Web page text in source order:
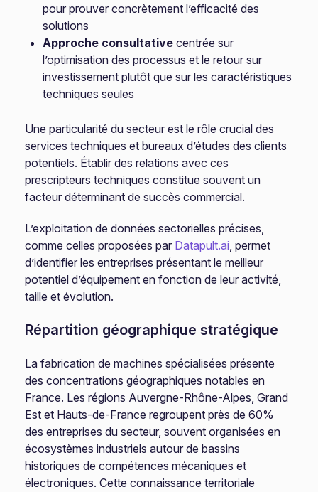
pour prouver concrètement l’efficacité des
solutions
Approche consultative centrée sur
l’optimisation des processus et le retour sur
investissement plutôt que sur les caractéristiques
techniques seules
Une particularité du secteur est le rôle crucial des
services techniques et bureaux d’études des clients
potentiels. Établir des relations avec ces
prescripteurs techniques constitue souvent un
facteur déterminant de succès commercial.
L’exploitation de données sectorielles précises,
comme celles proposées par Datapult.ai, permet
d’identifier les entreprises présentant le meilleur
potentiel d’équipement en fonction de leur activité,
taille et évolution.
Répartition géographique stratégique
La fabrication de machines spécialisées présente
des concentrations géographiques notables en
France. Les régions Auvergne-Rhône-Alpes, Grand
Est et Hauts-de-France regroupent près de 60%
des entreprises du secteur, souvent organisées en
écosystèmes industriels autour de bassins
historiques de compétences mécaniques et
électroniques. Cette connaissance territoriale